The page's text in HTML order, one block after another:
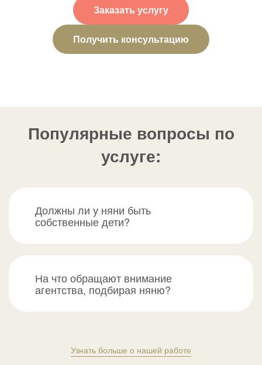
Заказать услугу
Получить консультацию
Популярные вопросы по
услуге:
Должны ли у няни быть
собственные дети?
На что обращают внимание
агентства, подбирая няню?
Узнать больше о нашей работе